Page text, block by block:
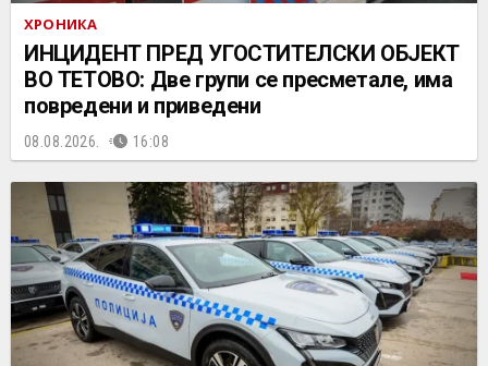
ХРОНИКА
ИНЦИДЕНТ ПРЕД УГОСТИТЕЛСКИ ОБЈЕКТ
ВО ТЕТОВО: Две групи се пресметале, има
повредени и приведени
08.08.2026. 16:08